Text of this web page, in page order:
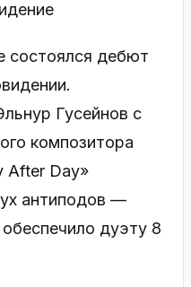
состоялся дебют
Гусейнов с
композитора
After Day»
антиподов —
дуэту 8